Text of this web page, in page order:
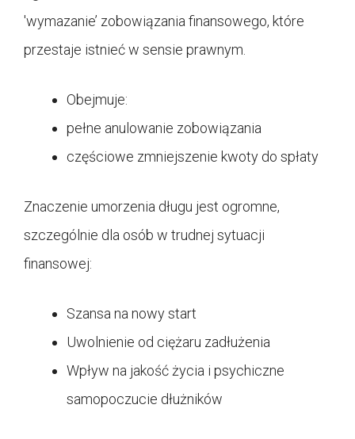
'wymazanie’ zobowiązania finansowego, które
przestaje istnieć w sensie prawnym.
Obejmuje:
pełne anulowanie zobowiązania
częściowe zmniejszenie kwoty do spłaty
Znaczenie umorzenia długu jest ogromne,
szczególnie dla osób w trudnej sytuacji
finansowej:
Szansa na nowy start
Uwolnienie od ciężaru zadłużenia
Wpływ na jakość życia i psychiczne
samopoczucie dłużników